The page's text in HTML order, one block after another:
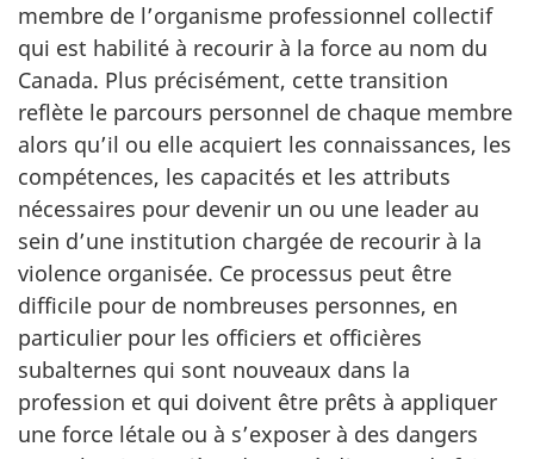
membre de l’organisme professionnel collectif
qui est habilité à recourir à la force au nom du
Canada. Plus précisément, cette transition
reflète le parcours personnel de chaque membre
alors qu’il ou elle acquiert les connaissances, les
compétences, les capacités et les attributs
nécessaires pour devenir un ou une leader au
sein d’une institution chargée de recourir à la
violence organisée. Ce processus peut être
difficile pour de nombreuses personnes, en
particulier pour les officiers et officières
subalternes qui sont nouveaux dans la
profession et qui doivent être prêts à appliquer
une force létale ou à s’exposer à des dangers